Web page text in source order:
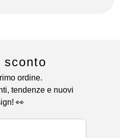
sconto
ordine.
tendenze e nuovi
👀